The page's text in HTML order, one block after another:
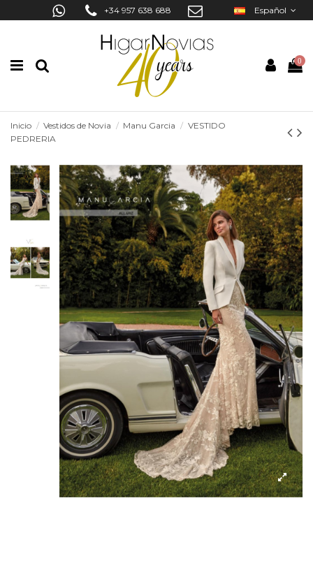
+34 957 638 688 Español
0
Inicio Vestidos de Novia Manu Garcia
VESTIDO
PEDRERIA